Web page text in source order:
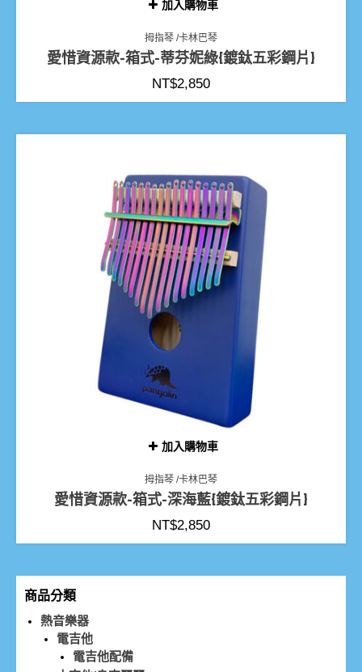
加入購物車
拇指琴 /卡林巴琴
愛惜資源款-箱式-蒂芬妮綠{鍍鈦五彩鋼片}
NT$2,850
加入購物車
拇指琴 /卡林巴琴
愛惜資源款-箱式-深海藍{鍍鈦五彩鋼片}
NT$2,850
商品分類
熱音樂器
電吉他
電吉他配備